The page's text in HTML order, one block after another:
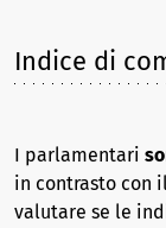
Indice di
I parlamentari
in contrasto con
valutare se le